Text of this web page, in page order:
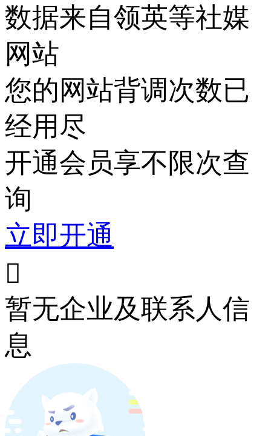
数据来自领英等社媒
网站
您的网站背调次数已
经用尽
开通会员享不限次查
询
立即开通

暂无企业及联系人信
息